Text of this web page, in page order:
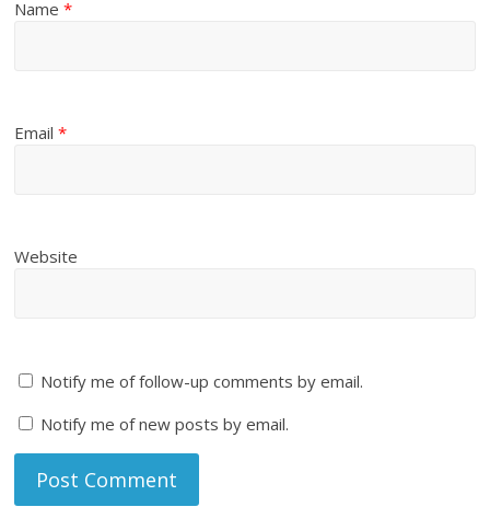
Name*
Email*
Website
Notify me of follow-up comments by email.
Notify me of new posts by email.